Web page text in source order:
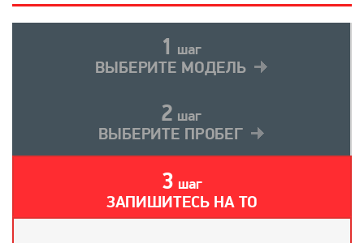
1 шаг
ВЫБЕРИТЕ МОДЕЛЬ
2 шаг
ВЫБЕРИТЕ ПРОБЕГ
3 шаг
ЗАПИШИТЕСЬ НА ТО